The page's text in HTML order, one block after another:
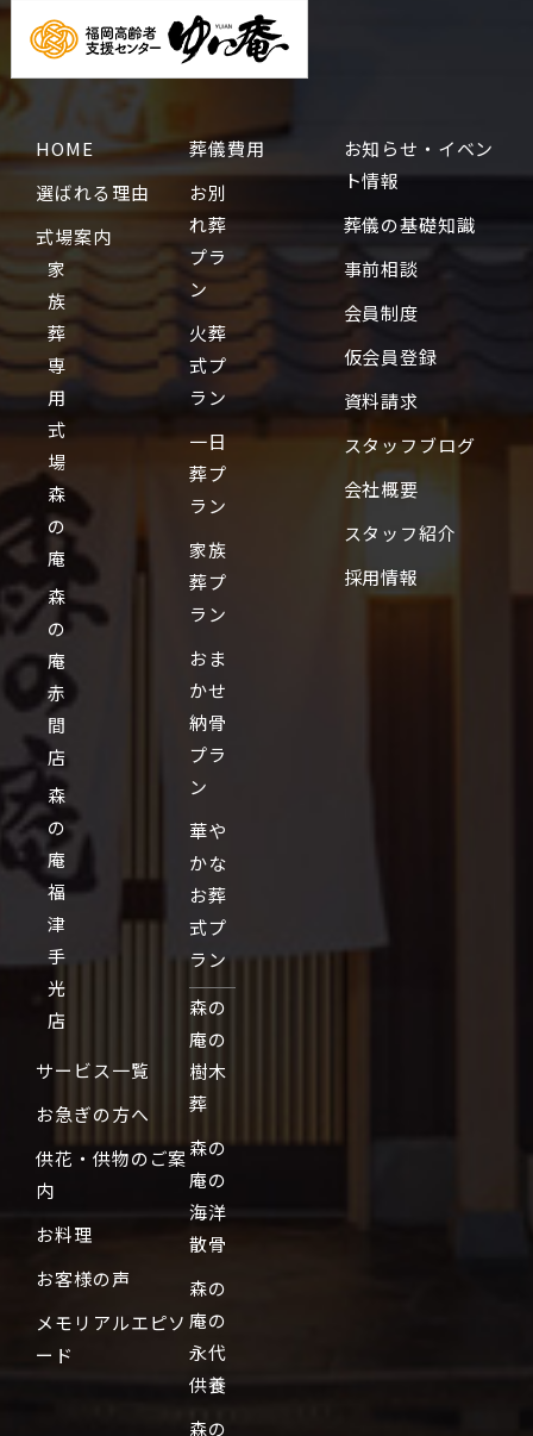
HOME
選ばれる理由
式場案内
家
族
葬
専
用
式
場
森
の
庵
森
の
庵
赤
間
店
森
の
庵
福
津
手
光
店
サービス一覧
お急ぎの方へ
供花・供物のご案
内
お料理
お客様の声
メモリアルエピソ
ード
葬儀費用
お別
れ葬
プラ
ン
火葬
式プ
ラン
一日
葬プ
ラン
家族
葬プ
ラン
おま
かせ
納骨
プラ
ン
華や
かな
お葬
式プ
ラン
森の
庵の
樹木
葬
森の
庵の
海洋
散骨
森の
庵の
永代
供養
森の
お知らせ・イベン
ト情報
葬儀の基礎知識
事前相談
会員制度
仮会員登録
資料請求
スタッフブログ
会社概要
スタッフ紹介
採用情報